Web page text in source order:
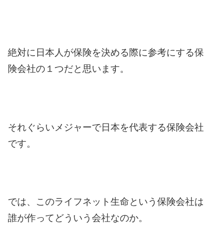
絶対に日本人が保険を決める際に参考にする保
険会社の１つだと思います。
それぐらいメジャーで日本を代表する保険会社
です。
では、このライフネット生命という保険会社は
誰が作ってどういう会社なのか。